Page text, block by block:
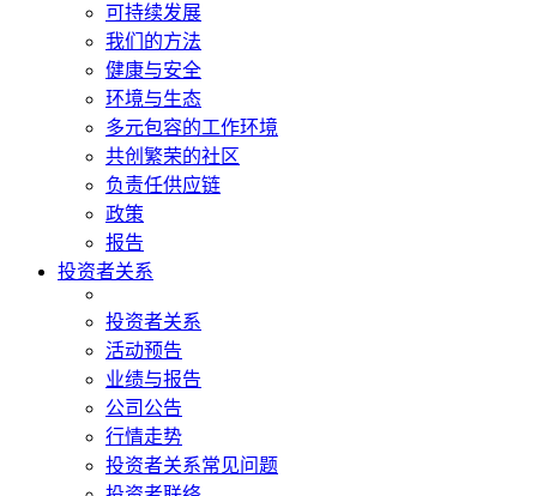
可持续发展
我们的方法
健康与安全
环境与生态
多元包容的工作环境
共创繁荣的社区
负责任供应链
政策
报告
投资者关系
投资者关系
活动预告
业绩与报告
公司公告
行情走势
投资者关系常见问题